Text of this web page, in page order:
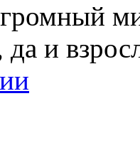
да и